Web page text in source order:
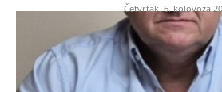
Četvrtak, 6. kolovoza